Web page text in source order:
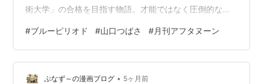
術大学」の合格を目指す物語。才能ではなく圧倒的な努
熱い情熱が注がれた美術青春ストーリーです。
#ブルーピリオド #山口つばさ #月刊アフタヌーン
ぷなず～の漫画ブログ • 5ヶ月前